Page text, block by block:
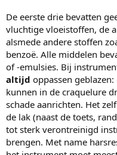
De eerste drie bevatten
vluchtige vloeistoffen, de
alsmede andere stoffen
benzoë. Alle middelen
of -emulsies. Bij
altijd oppassen
kunnen in de craquelure
schade aanrichten. Het
de lak (naast de toets,
tot sterk verontreinigd
brengen. Met name